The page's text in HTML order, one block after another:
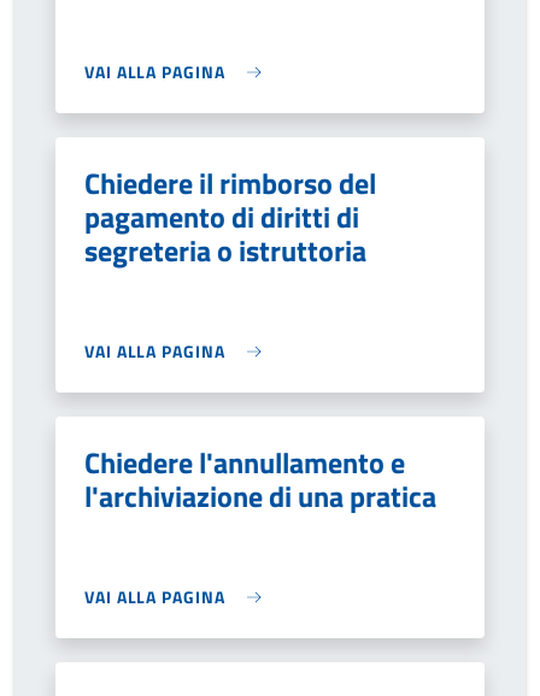
VAI ALLA PAGINA
Chiedere il rimborso del
pagamento di diritti di
segreteria o istruttoria
VAI ALLA PAGINA
Chiedere l'annullamento e
l'archiviazione di una pratica
VAI ALLA PAGINA